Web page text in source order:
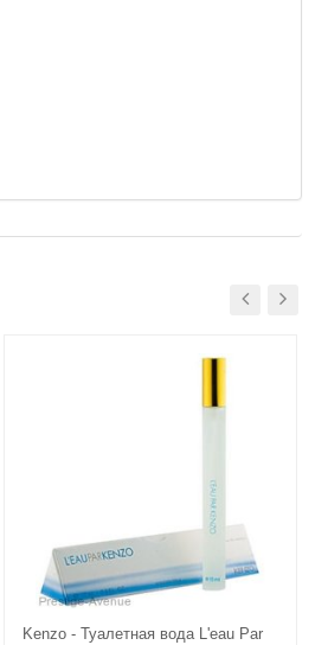
Kenzo - Туалетная вода L'eau Par